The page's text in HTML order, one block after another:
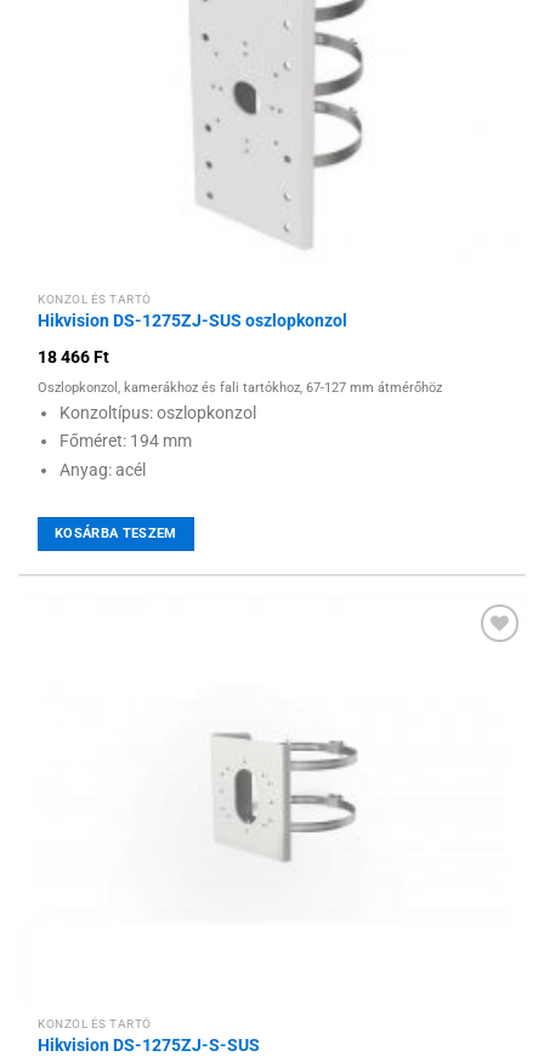
KONZOL ÉS TARTÓ
Hikvision DS-1275ZJ-SUS oszlopkonzol
18 466Ft
Oszlopkonzol, kamerákhoz és fali tartókhoz, 67-127 mm átmérőhöz
Konzoltípus: oszlopkonzol
Főméret: 194 mm
Anyag: acél
KOSÁRBA TESZEM
KONZOL ÉS TARTÓ
Hikvision DS-1275ZJ-S-SUS